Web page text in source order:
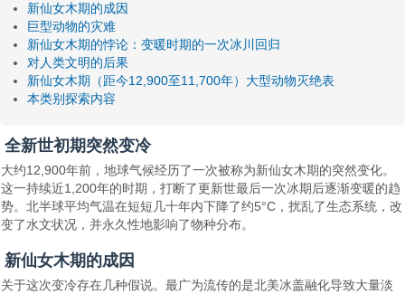
新仙女木期的成因
巨型动物的灾难
新仙女木期的悖论：变暖时期的一次冰川回归
对人类文明的后果
新仙女木期（距今12,900至11,700年）大型动物灭绝表
本类别探索内容
全新世初期突然变冷
大约12,900年前，地球气候经历了一次被称为新仙女木期的突然变化。
这一持续近1,200年的时期，打断了更新世最后一次冰期后逐渐变暖的趋
势。北半球平均气温在短短几十年内下降了约5°C，扰乱了生态系统，改
变了水文状况，并永久性地影响了物种分布。
新仙女木期的成因
关于这次变冷存在几种假说。最广为流传的是北美冰盖融化导致大量淡